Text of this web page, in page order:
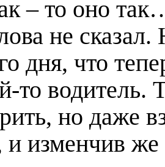
– то оно
не
дня, что
то водитель.
но даже
и изменчив